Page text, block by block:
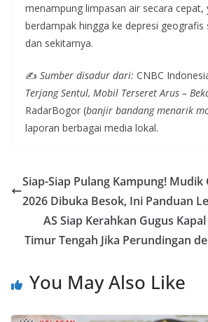
menampung limpasan air secara cepat,
berdampak hingga ke depresi geografis
dan sekitarnya.
✍️ Sumber disadur dari: CNBC
Terjang Sentul, Mobil Terseret Arus –
RadarBogor (banjir bandang menarik
laporan berbagai media lokal.
Siap-Siap Pulang Kampung! Mudik
2026 Dibuka Besok, Ini Panduan
AS Siap Kerahkan Gugus
Timur Tengah Jika Perundingan
You May Also Like